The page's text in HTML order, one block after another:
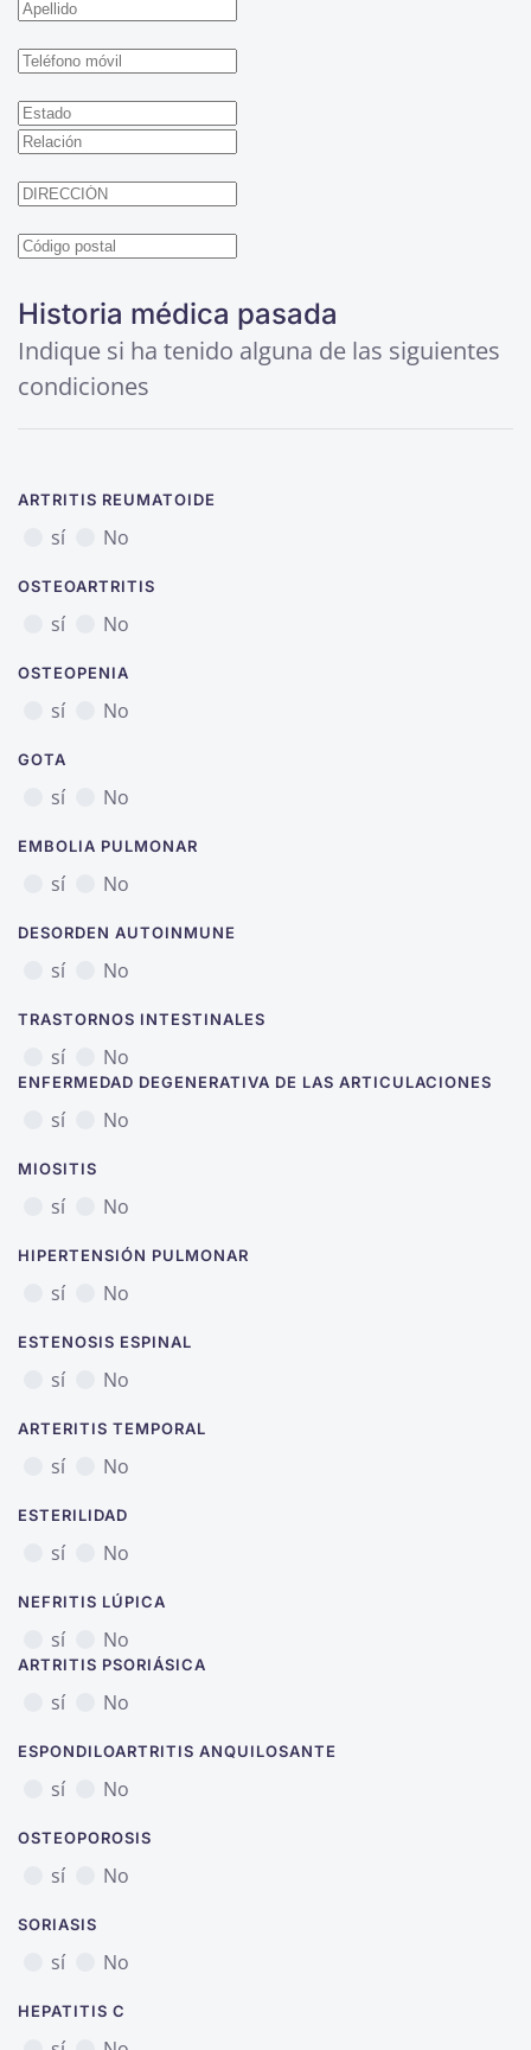
Historia médica pasada
Indique si ha tenido alguna de las siguientes
condiciones
ARTRITIS REUMATOIDE
sí No
OSTEOARTRITIS
sí No
OSTEOPENIA
sí No
GOTA
sí No
EMBOLIA PULMONAR
sí No
DESORDEN AUTOINMUNE
sí No
TRASTORNOS INTESTINALES
sí No
ENFERMEDAD DEGENERATIVA DE LAS ARTICULACIONES
sí No
MIOSITIS
sí No
HIPERTENSIÓN PULMONAR
sí No
ESTENOSIS ESPINAL
sí No
ARTERITIS TEMPORAL
sí No
ESTERILIDAD
sí No
NEFRITIS LÚPICA
sí No
ARTRITIS PSORIÁSICA
sí No
ESPONDILOARTRITIS ANQUILOSANTE
sí No
OSTEOPOROSIS
sí No
SORIASIS
sí No
HEPATITIS C